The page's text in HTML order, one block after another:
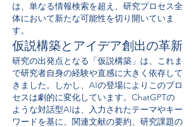
は、単なる情報検索を超え、研究プロセス全
体において新たな可能性を切り開いていま
す。
仮説構築とアイデア創出の革新
研究の出発点となる「仮説構築」は、これま
で研究者自身の経験や直感に大きく依存して
きました。しかし、AIの登場によりこのプロ
セスは劇的に変化しています。ChatGPTの
ような対話型AIは、入力されたテーマやキー
ワードを基に、関連文献の要約、研究課題の